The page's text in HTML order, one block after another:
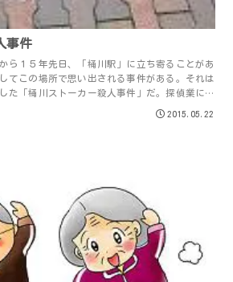
事件
ら１５年先日、「桶川駅」に立ち寄ることがあ
てこの場所で思い出される事件がある。それは
た「桶川ストーカー殺人事件」だ。探偵業に携
2015.05.22